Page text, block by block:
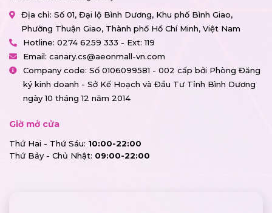
Địa chỉ: Số 01, Đại lộ Bình Dương, Khu phố Bình Giao,
Phường Thuận Giao, Thành phố Hồ Chí Minh, Việt Nam
Hotline: 0274 6259 333 - Ext: 119
Email: canary.cs@aeonmall-vn.com
Company code: Số 0106099581 - 002 cấp bởi Phòng Đăng
ký kinh doanh - Sở Kế Hoạch và Đầu Tư Tỉnh Bình Dương
ngày 10 tháng 12 năm 2014
Giờ mở cửa
Thứ Hai - Thứ Sáu: 10:00-22:00
Thứ Bảy - Chủ Nhật: 09:00-22:00